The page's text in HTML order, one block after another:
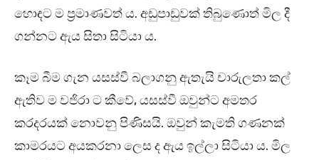
හොඳට ම ප්‍රමාණවත් ය. අඩුපාඩුවක් තිබුණොත් මිල දී
ගන්නට ඇය සිතා සිටියා ය.
කෑම බීම ගැන යසස්වී බලාගනු ඇතැයි චාරුලතා කල්
ඇතිව ම වජිරා ට කීවේ, යසස්වී ඔවුන්ට අමතර
කරදරයක් නොවනු පිණිසයි. ඔවුන් කැමති ගණනක්
කාමරයට අයකරනා ලෙස ද ඇය ඉල්ලා සිටියා ය. මිල